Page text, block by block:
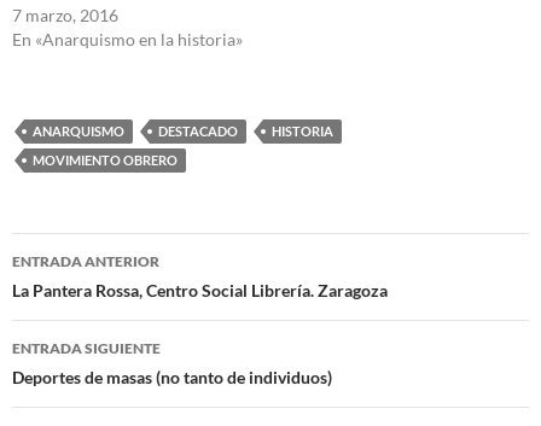
7 marzo, 2016
En «Anarquismo en la historia»
ANARQUISMO DESTACADO
HISTORIA
MOVIMIENTO OBRERO
Navegación
de
entradas
ENTRADA ANTERIOR
La Pantera Rossa, Centro Social Librería. Zaragoza
ENTRADA SIGUIENTE
Deportes de masas (no tanto de individuos)